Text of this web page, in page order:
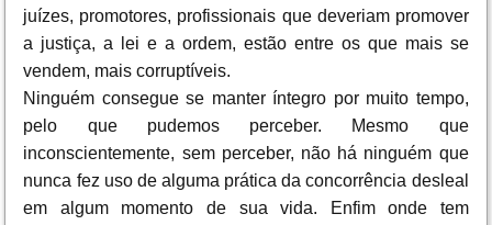
juízes, promotores, profissionais que deveriam promover
a justiça, a lei e a ordem, estão entre os que mais se
vendem, mais corruptíveis.
Ninguém consegue se manter íntegro por muito tempo,
pelo que pudemos perceber. Mesmo que
inconscientemente, sem perceber, não há ninguém que
nunca fez uso de alguma prática da concorrência desleal
em algum momento de sua vida. Enfim onde tem